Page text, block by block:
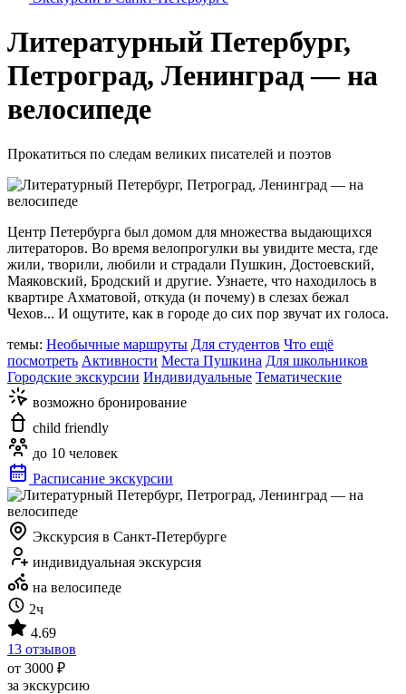
Литературный Петербург,
Петроград, Ленинград — на
велосипеде
Прокатиться по следам великих писателей и поэтов
Центр Петербурга был домом для множества выдающихся
литераторов. Во время велопрогулки вы увидите места, где
жили, творили, любили и страдали Пушкин, Достоевский,
Маяковский, Бродский и другие. Узнаете, что находилось в
квартире Ахматовой, откуда (и почему) в слезах бежал
Чехов... И ощутите, как в городе до сих пор звучат их голоса.
темы: Необычные маршруты Для студентов Что ещё
посмотреть Активности Места Пушкина Для школьников
Городские экскурсии Индивидуальные Тематические
возможно бронирование
child friendly
до 10 человек
Расписание экскурсии
Экскурсия в Санкт-Петербурге
индивидуальная экскурсия
на велосипеде
2ч
4.69
13 отзывов
от 3000 ₽
за экскурсию